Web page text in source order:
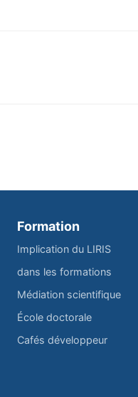
Formation
Implication du LIRIS
dans les formations
Médiation scientifique
École doctorale
Cafés développeur